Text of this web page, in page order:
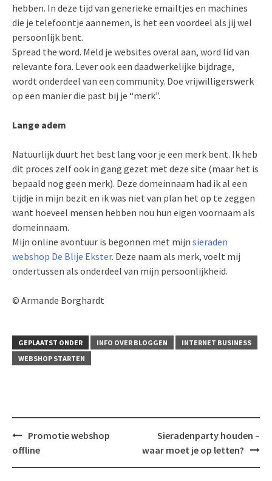
hebben. In deze tijd van generieke emailtjes en machines
die je telefoontje aannemen, is het een voordeel als jij wel
persoonlijk bent.
Spread the word. Meld je websites overal aan, word lid van
relevante fora. Lever ook een daadwerkelijke bijdrage,
wordt onderdeel van een community. Doe vrijwilligerswerk
op een manier die past bij je “merk”.
Lange adem
Natuurlijk duurt het best lang voor je een merk bent. Ik heb
dit proces zelf ook in gang gezet met deze site (maar het is
bepaald nog geen merk). Deze domeinnaam had ik al een
tijdje in mijn bezit en ik was niet van plan het op te zeggen
want hoeveel mensen hebben nou hun eigen voornaam als
domeinnaam.
Mijn online avontuur is begonnen met mijn sieraden
webshop De Blije Ekster. Deze naam als merk, voelt mij
ondertussen als onderdeel van mijn persoonlijkheid.
© Armande Borghardt
GEPLAATST ONDER INFO OVER BLOGGEN
INTERNET BUSINESS
WEBSHOP STARTEN
Bericht
navigatie
Promotie webshop
offline
Sieradenparty houden –
waar moet je op letten?